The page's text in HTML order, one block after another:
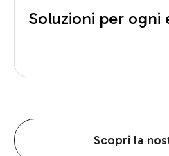
Soluzioni per ogni
Scopri la